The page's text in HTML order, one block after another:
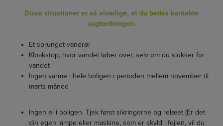
Disse situationer er så alvorlige, at du bedes kontakte
vagtordningen:
Et sprunget vandrør
Kloakstop, hvor vandet løber over, selv om du slukker for
vandet
Ingen varme i hele boligen i perioden mellem november til
marts måned
Ingen el i boligen. Tjek først sikringerne og relæet (Er det
din egen lampe eller maskine, som er skyld i fejlen, vil du